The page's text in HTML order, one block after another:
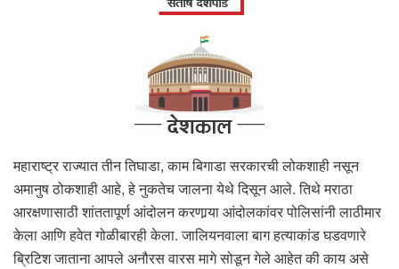
महाराष्ट्र राज्यात तीन तिघाडा, काम बिगाडा सरकारची लोकशाही नसून
अमानुष ठोकशाही आहे, हे नुकतेच जालना येथे दिसून आले. तिथे मराठा
आरक्षणासाठी शांततापूर्ण आंदोलन करणार्‍या आंदोलकांवर पोलिसांनी लाठीमार
केला आणि हवेत गोळीबारही केला. जालियनवाला बाग हत्याकांड घडवणारे
ब्रिटिश जाताना आपले अनौरस वारस मागे सोडून गेले आहेत की काय असे